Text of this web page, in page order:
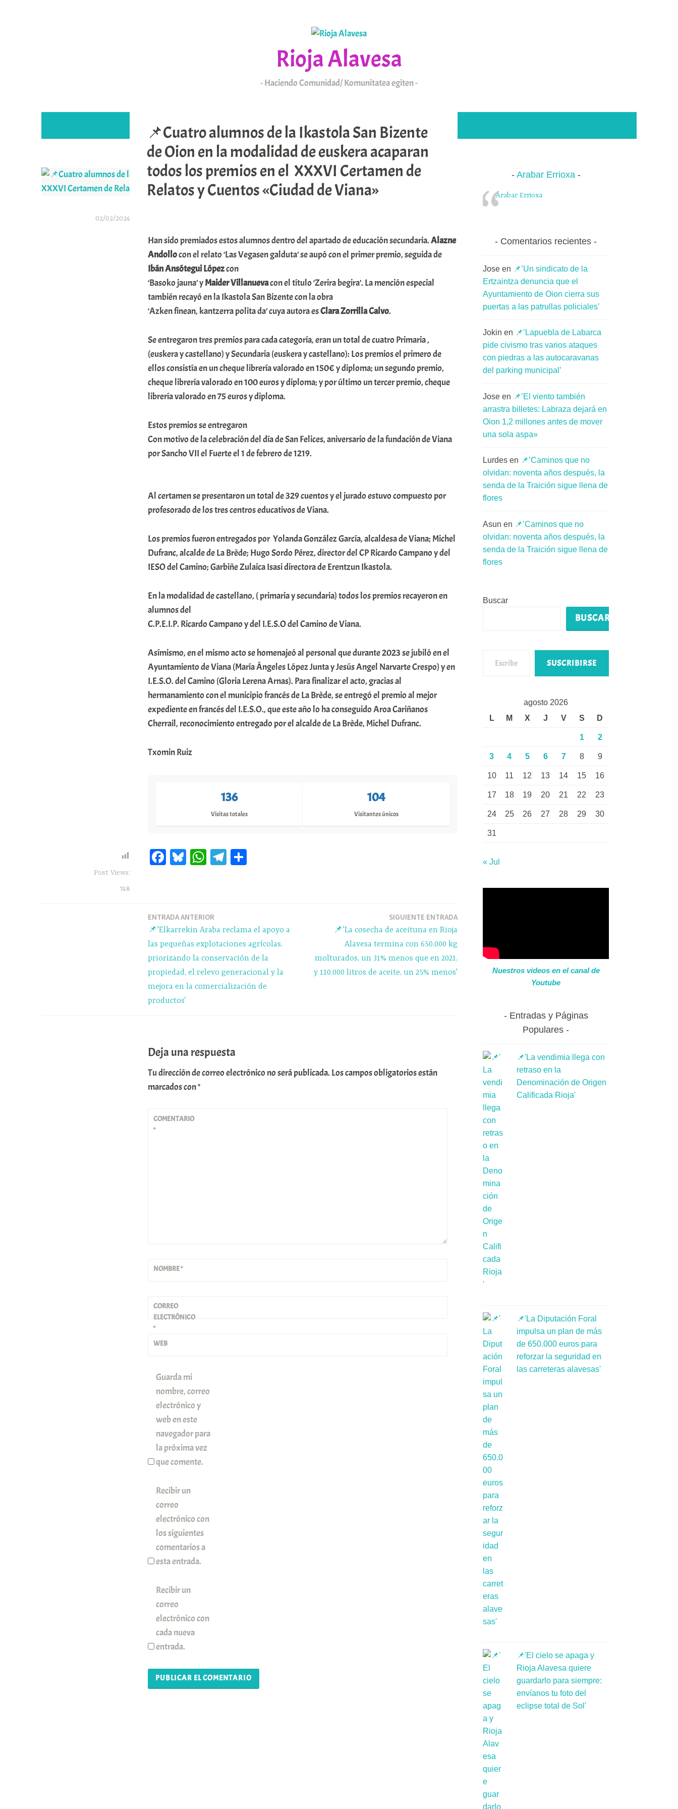
Rioja Alavesa
Haciendo Comunidad/ Komunitatea egiten
KAIXO ARABAR ERRIOXA
📌Cuatro alumnos de la Ikastola San Bizente
de Oion en la modalidad de euskera acaparan
todos los premios en el XXXVI Certamen de
Relatos y Cuentos «Ciudad de Viana»
02/02/2024
Han sido premiados estos alumnos dentro del apartado de educación secundaria.Alazne
Andollocon el relato ‘Las Vegasen galduta’ se aupó con el primer premio, seguida de
IbánAnsótegui Lópezcon
‘Basoko jauna’ yMaider Villanuevacon el título ‘Zerira begira’. La mención especial
también recayó en la Ikastola San Bizente con la obra
‘Azken finean, kantzerra polita da’ cuya autora esClara Zorrilla Calvo.
Se entregaron tres premios para cada categoría, eran un total de cuatro Primaria ,
(euskera y castellano) y Secundaria (euskera y castellano): Los premios el primero de
ellos consistía en un cheque librería valorado en 150€ y diploma; un segundo premio,
cheque librería valorado en 100 euros y diploma; y por último un tercer premio, cheque
librería valorado en 75 euros y diploma.
Estos premios se entregaron
Con motivo de la celebración del día de San Felices, aniversario de la fundación de Viana
por Sancho VII el Fuerte el 1 de febrero de 1219.
Al certamen se presentaron un total de 329 cuentos y el jurado estuvo compuesto por
profesorado de los tres centros educativos de Viana.
Los premios fueron entregados por Yolanda González García, alcaldesa de Viana; Michel
Dufranc, alcalde de La Brède; Hugo Sordo Pérez, director del CP Ricardo Campano y del
IESO del Camino; Garbiñe Zulaica Isasi directora de Erentzun Ikastola.
En la modalidad de castellano, ( primaria y secundaria) todos los premios recayeron en
alumnos del
C.P.E.I.P. Ricardo Campano y del I.E.S.O del Camino de Viana.
Asímismo, en el mismo acto se homenajeó al personal que durante 2023 se jubiló en el
Ayuntamiento de Viana (María Ángeles López Junta y Jesús Angel Narvarte Crespo) y en
I.E.S.O. del Camino (Gloria Lerena Arnas). Para finalizar el acto, gracias al
hermanamiento con el municipio francés de La Brède, se entregó el premio al mejor
expediente en francés del I.E.S.O., que este año lo ha conseguido Aroa Cariñanos
Cherrail, reconocimiento entregado por el alcalde de La Brède, Michel Dufranc.
Txomin Ruiz
136
Visitas totales
104
Visitantes únicos
Post Views:
748
Fa Bl W
pp
Te
m rti
r
ENTRADA ANTERIOR
📌’Elkarrekin Araba reclama el apoyo a
las pequeñas explotaciones agrícolas,
priorizando la conservación de la
propiedad, el relevo generacional y la
mejora en la comercialización de
productos’
SIGUIENTE ENTRADA
📌’La cosecha de aceituna en Rioja
Alavesa termina con 650.000 kg
molturados, un 31% menos que en 2021,
y 110.000 litros de aceite, un 25% menos’
Deja una respuesta
Tu dirección de correo electrónico no será publicada. Los campos obligatorios están
marcados con*
COMENTARIO
*
NOMBRE*
CORREO
ELECTRÓNICO
*
WEB
Guarda mi
nombre, correo
electrónico y
web en este
navegador para
la próxima vez
que comente.
Recibir un
correo
electrónico con
los siguientes
comentarios a
esta entrada.
Recibir un
correo
electrónico con
cada nueva
entrada.
Arabar Errioxa
Arabar Errioxa
Comentarios recientes
Jose en 📌’Un sindicato de la
Ertzaintza denuncia que el
Ayuntamiento de Oion cierra sus
puertas a las patrullas policiales’
Jokin en 📌’Lapuebla de Labarca
pide civismo tras varios ataques
con piedras a las autocaravanas
del parking municipal’
Jose en 📌’El viento también
arrastra billetes: Labraza dejará en
Oion 1,2 millones antes de mover
una sola aspa»
Lurdes en 📌’Caminos que no
olvidan: noventa años después, la
senda de la Traición sigue llena de
flores
Asun en 📌’Caminos que no
olvidan: noventa años después, la
senda de la Traición sigue llena de
flores
Buscar
BUSCAR
SUSCRIBIRSE
agosto 2026
L
M X J V S D
1 2
3 4 5 6 7 8 9
10 11 12 13 14 15 16
17 18 19 20 21 22 23
24 25 26 27 28 29 30
31
« Jul
Nuestros videos en el canal de
Youtube
Entradas y Páginas
Populares
📌'La vendimia llega con
retraso en la
Denominación de Origen
Calificada Rioja'
📌'La Diputación Foral
impulsa un plan de más
de 650.000 euros para
reforzar la seguridad en
las carreteras alavesas'
📌'El cielo se apaga y
Rioja Alavesa quiere
guardarlo para siempre:
envíanos tu foto del
eclipse total de Sol'